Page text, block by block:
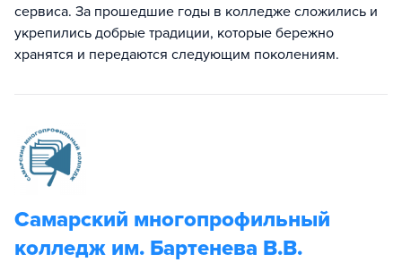
сервиса. За прошедшие годы в колледже сложились и
укрепились добрые традиции, которые бережно
хранятся и передаются следующим поколениям.
Самарский многопрофильный
колледж им. Бартенева В.В.